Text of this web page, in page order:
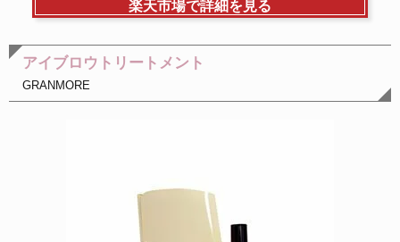
楽天市場で詳細を見る
アイブロウトリートメント
GRANMORE